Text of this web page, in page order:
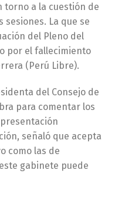
torno a la cuestión de
sesiones. La que se
del Pleno del
por el fallecimiento
(Perú Libre).
del Consejo de
para comentar los
señaló que acepta
como las de
gabinete puede